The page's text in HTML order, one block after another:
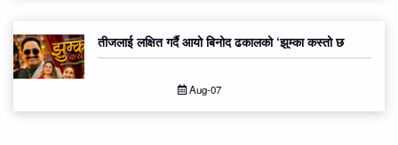
तीजलाई लक्षित गर्दै आयो बिनोद ढकालको ‘झुम्का कस्तो छ
Aug-07